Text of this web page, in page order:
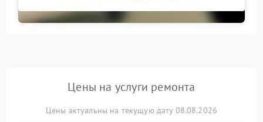
Цены на услуги ремонта
Цены актуальны на текущую дату 08.08.2026